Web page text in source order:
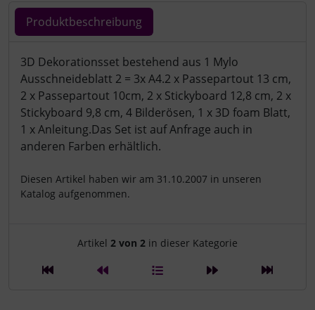
Produktbeschreibung
Produktbeschreibung
3D Dekorationsset bestehend aus 1 Mylo
Ausschneideblatt 2 = 3x A4.2 x Passepartout 13 cm,
2 x Passepartout 10cm, 2 x Stickyboard 12,8 cm, 2 x
Stickyboard 9,8 cm, 4 Bilderösen, 1 x 3D foam Blatt,
1 x Anleitung.Das Set ist auf Anfrage auch in
anderen Farben erhältlich.
Diesen Artikel haben wir am 31.10.2007 in unseren
Katalog aufgenommen.
Artikelnavigation innerhalb
Artikel 2 von 2 in dieser Kategorie